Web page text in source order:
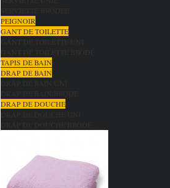
PEIGNOIR
GANT DE TOILETTE
TAPIS DE BAIN
DRAP DE BAIN
DRAP DE DOUCHE